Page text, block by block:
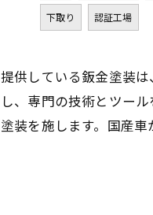
下取り 認証工場
提供している鈑金塗装
し、専門の技術とツー
塗装を施します。国産